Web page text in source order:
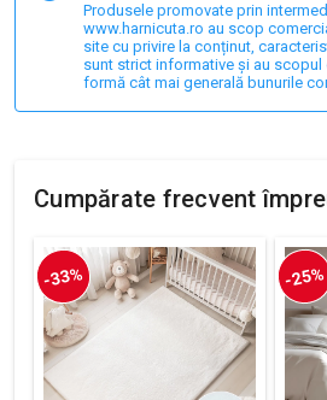
Produsele promovate prin
www.harnicuta.ro au scop
site cu privire la conținut,
sunt strict informative și au scopul
formă cât mai generală bunurile
Cumpărate frecvent
-33% -25%